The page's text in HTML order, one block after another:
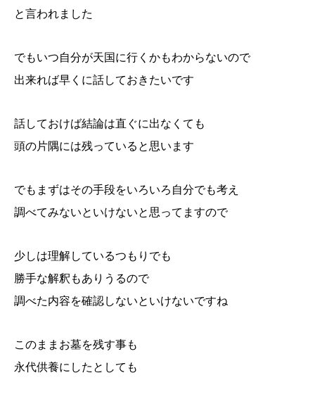
と言われました
でもいつ自分が天国に行くかもわからないので
出来れば早くに話しておきたいです
話しておけば結論は直ぐに出なくても
頭の片隅には残っていると思います
でもまずはその手段をいろいろ自分でも考え
調べてみないといけないと思ってますので
少しは理解しているつもりでも
勝手な解釈もありうるので
調べた内容を確認しないといけないですね
このままお墓を残す事も
永代供養にしたとしても